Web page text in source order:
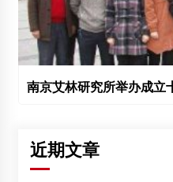
南京艾林研究所举办成立
近期文章